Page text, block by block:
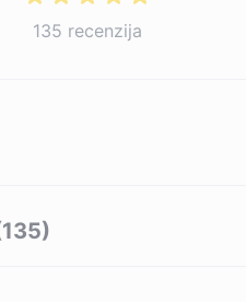
135 recenzija
135)